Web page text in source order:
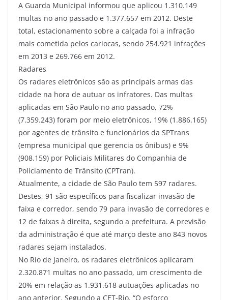
A Guarda Municipal informou que aplicou 1.310.149
multas no ano passado e 1.377.657 em 2012. Deste
total, estacionamento sobre a calçada foi a infração
mais cometida pelos cariocas, sendo 254.921 infrações
em 2013 e 269.766 em 2012.
Radares
Os radares eletrônicos são as principais armas das
cidade na hora de autuar os infratores. Das multas
aplicadas em São Paulo no ano passado, 72%
(7.359.243) foram por meio eletrônicos, 19% (1.886.165)
por agentes de trânsito e funcionários da SPTrans
(empresa municipal que gerencia os ônibus) e 9%
(908.159) por Policiais Militares do Companhia de
Policiamento de Trânsito (CPTran).
Atualmente, a cidade de São Paulo tem 597 radares.
Destes, 91 são específicos para fiscalizar invasão de
faixa e corredor, sendo 79 para invasão de corredores e
12 de faixas à direita, segundo a prefeitura. A previsão
da administração é que até março deste ano 843 novos
radares sejam instalados.
No Rio de Janeiro, os radares eletrônicos aplicaram
2.320.871 multas no ano passado, um crescimento de
20% em relação as 1.931.618 autuações aplicadas no
ano anterior. Segundo a CET-Rio, “O esforço